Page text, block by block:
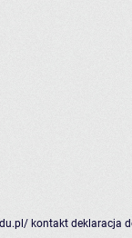
kontakt deklaracja